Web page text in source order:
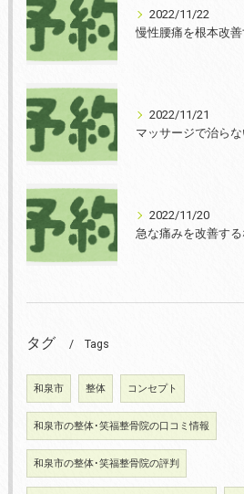
2022/11/22
2022/11/21
2022/11/20
タグ Tags
和泉市 整体 コンセプト
和泉市の整体･笑福整骨院の口コミ情報
和泉市の整体･笑福整骨院の評判